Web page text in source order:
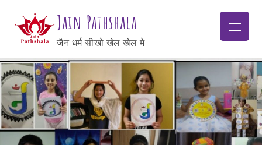
Jain Pathshala
जैन धर्म सीखो खेल खेल मे